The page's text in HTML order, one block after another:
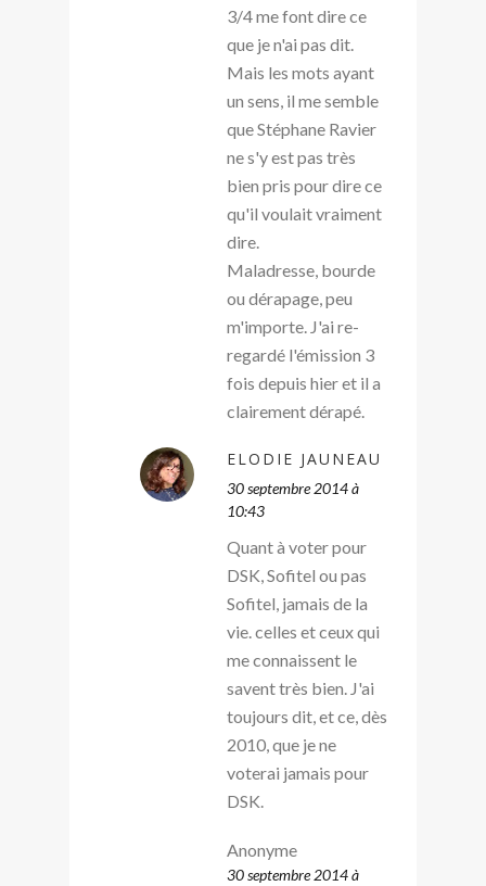
3/4 me font dire ce
que je n'ai pas dit.
Mais les mots ayant
un sens, il me semble
que Stéphane Ravier
ne s'y est pas très
bien pris pour dire ce
qu'il voulait vraiment
dire.
Maladresse, bourde
ou dérapage, peu
m'importe. J'ai re-
regardé l'émission 3
fois depuis hier et il a
clairement dérapé.
ELODIE JAUNEAU
30 septembre 2014 à
10:43
Quant à voter pour
DSK, Sofitel ou pas
Sofitel, jamais de la
vie. celles et ceux qui
me connaissent le
savent très bien. J'ai
toujours dit, et ce, dès
2010, que je ne
voterai jamais pour
DSK.
Anonyme
30 septembre 2014 à